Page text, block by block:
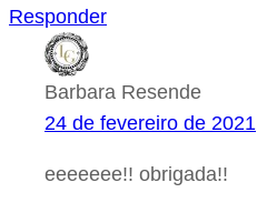
Responder
Barbara Resende
24 de fevereiro de 2021
eeeeeee!! obrigada!!